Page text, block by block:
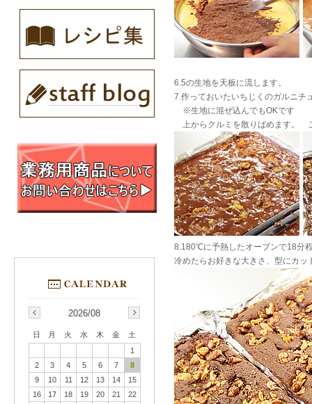
6.5の生地を天板に流します。
7.作っておいたいちじくのガルニチ
※生地に混ぜ込んでもOKです
上からクルミを散りばめます。
8.180℃に予熱したオーブンで18分
冷めたらお好きな大きさ、型にカッ
2026/08
日 月 火 水 木 金
土
1
2
3 4 5 6 7
8
9
10 11 12 13 14
15
16
17 18 19 20 21
22